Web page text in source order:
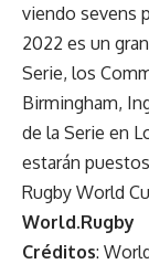
viendo sevens
2022 es un
Serie, los
Birmingham,
de la Serie en
estarán
Rugby World
World.Rugby
Créditos: